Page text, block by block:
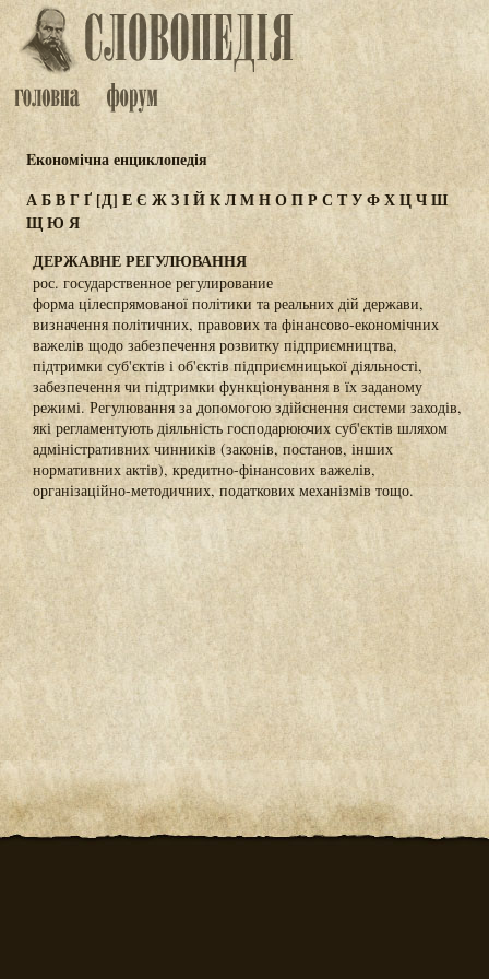
Eкономічна енциклопедія
АБВГҐ[Д] ЕЄ ЖЗІЙКЛМНОПР С ТУФХЦЧШ
ЩЮ Я
ДЕРЖАВНЕ РЕГУЛЮВАННЯ
рос. государственное регулирование
форма цілеспрямованої політики та реальних дій держави,
визначення політичних, правових та фінансово-економічних
важелів щодо забезпечення розвитку підприємництва,
підтримки суб'єктів і об'єктів підприємницької діяльності,
забезпечення чи підтримки функціонування в їх заданому
режимі. Регулювання за допомогою здійснення системи заходів,
які регламентують діяльність господарюючих суб'єктів шляхом
адміністративних чинників (законів, постанов, інших
нормативних актів), кредитно-фінансових важелів,
організаційно-методичних, податкових механізмів тощо.